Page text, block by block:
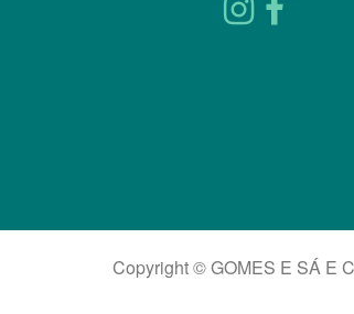
Copyright © GOMES E SÁ E